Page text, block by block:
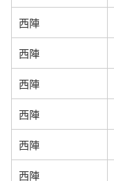
西陣
西陣
西陣
西陣
西陣
西陣